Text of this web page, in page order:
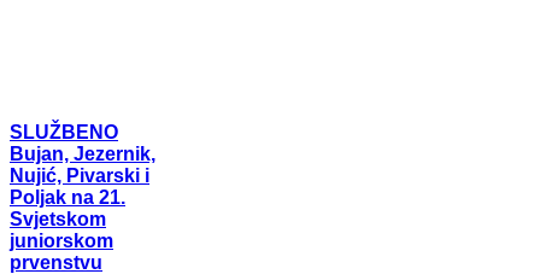
SLUŽBENO
Bujan, Jezernik,
Nujić, Pivarski i
Poljak na 21.
Svjetskom
juniorskom
prvenstvu